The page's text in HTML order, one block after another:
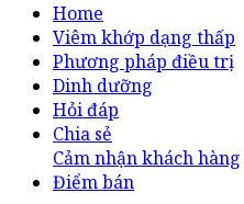
Home
Viêm khớp dạng thấp
Phương pháp điều trị
Dinh dưỡng
Hỏi đáp
Chia sẻ
Cảm nhận khách hàng
Điểm bán